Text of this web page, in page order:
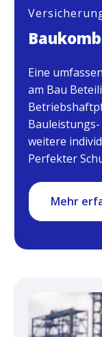
Eine
am Bau
weitere
Perfekter
Mehr